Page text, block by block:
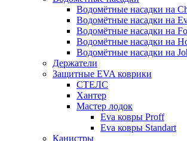
Водомётные насадки на
Водомётные насадки на
Водомётные насадки на
Водомётные насадки на
Водомётные насадки на
Держатели
Защитные EVA коврики
СТЕЛС
Хантер
Мастер лодок
Eva ковры Proff
Eva ковры Standart
Канистры